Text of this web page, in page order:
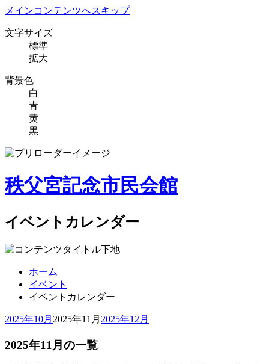
メインコンテンツへスキップ
文字サイズ
標準
拡大
背景色
白
青
黄
黒
秩父宮記念市民会館
イベントカレンダー
ホーム
イベント
イベントカレンダー
2025年10月 2025年11月 2025年12月
2025年11月の一覧